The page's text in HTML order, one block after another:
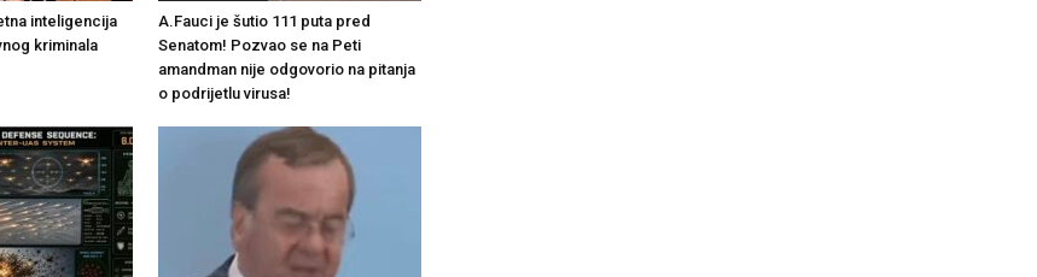
inteligencija
kriminala
A.Fauci je šutio 111 puta pred
Senatom! Pozvao se na Peti
amandman nije odgovorio na pitanja
o podrijetlu virusa!